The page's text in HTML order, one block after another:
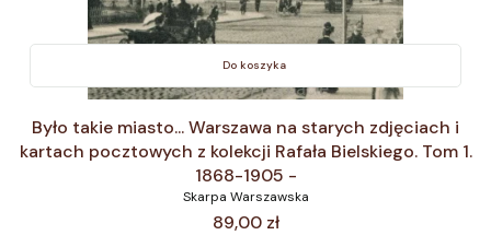
Do koszyka
Było takie miasto... Warszawa na starych zdjęciach i
kartach pocztowych z kolekcji Rafała Bielskiego. Tom 1.
1868-1905 -
Skarpa Warszawska
Cena
89,00 zł